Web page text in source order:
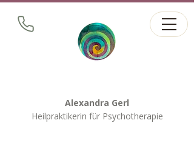
Alexandra Gerl
Heilpraktikerin für Psychotherapie